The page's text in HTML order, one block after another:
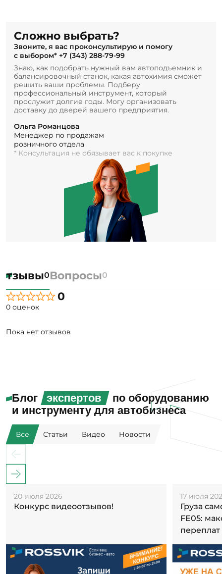
Сложно выбрать?
Звоните, я вас проконсультирую и помогу
с выбором* +7 (343) 288-79-99
Знаю, как подобрать нужный вам автоподъемник и
балансировочный станок, какая автохимия сможет
решить ваши проблемы. Подберу
профессиональный инструмент, который
прослужит долгие годы. Могу организовать
доставку до дверей вашего предприятия.
Ольга Романцова
Менеджер по продажам
розничного отдела
* Консультация не обязывает вас к покупке
0Вопросы0
0
0 оценок
Пока нет отзывов
Блог экспертов
по оборудованию
и инструменту для автобизнеса
Все Статьи Видео Новости
20 июля 2026
Конкурс видеоотзывов!
17 июля
Груза
FE05:
переплат